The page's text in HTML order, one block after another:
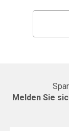
Melden Sie